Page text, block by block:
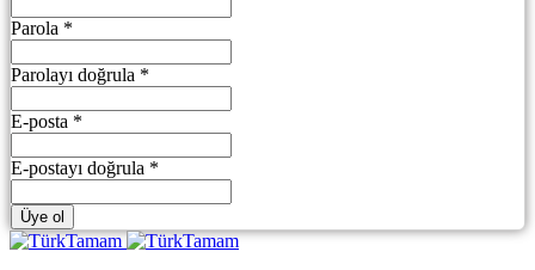
Parola *
Parolayı doğrula *
E-posta *
E-postayı doğrula *
Üye ol